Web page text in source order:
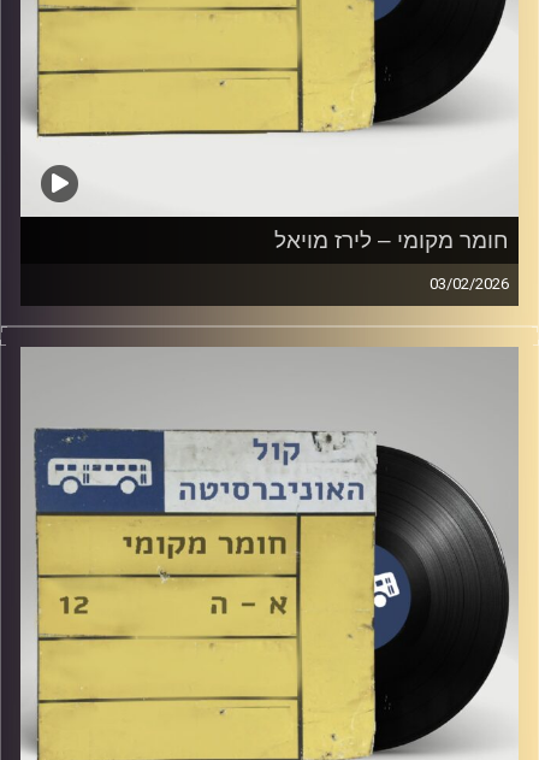
חומר מקומי – לירז מויאל
03/02/2026
שעה של מוזיקה ישראלית עם לירז מויאל